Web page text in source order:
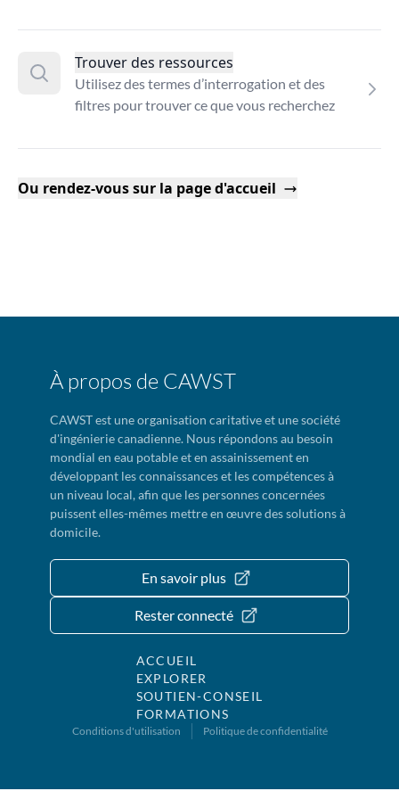
Trouver des ressources
Utilisez des termes d’interrogation et des
filtres pour trouver ce que vous recherchez
Ou rendez-vous sur la page d'accueil
À propos de CAWST
CAWST est une organisation caritative et une société
d'ingénierie canadienne. Nous répondons au besoin
mondial en eau potable et en assainissement en
développant les connaissances et les compétences à
un niveau local, afin que les personnes concernées
puissent elles-mêmes mettre en œuvre des solutions à
domicile.
En savoir plus
Rester connecté
ACCUEIL
EXPLORER
SOUTIEN-CONSEIL
FORMATIONS
Conditions d'utilisation Politique de confidentialité